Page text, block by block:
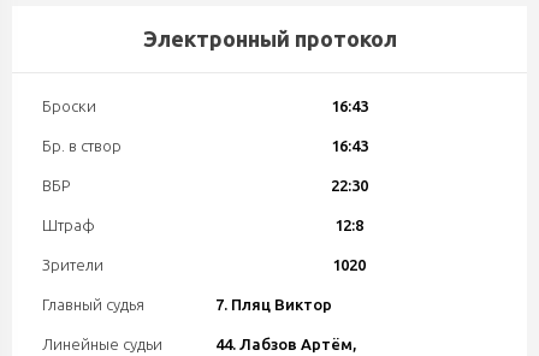
Электронный протокол
Броски 16:43
Бр. в створ 16:43
ВБР 22:30
Штраф 12:8
Зрители 1020
Главный судья 7. Пляц Виктор
Линейные судьи
44. Лабзов Артём,